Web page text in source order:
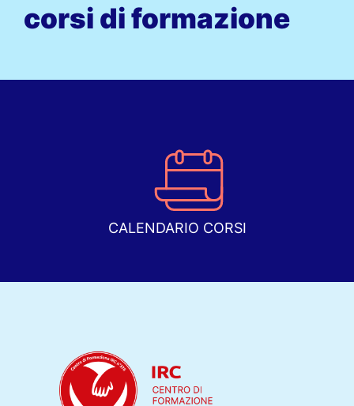
corsi di formazione
CALENDARIO CORSI